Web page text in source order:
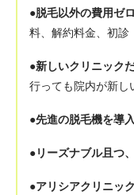
●脱毛以外の費用ゼロ
料、解約料金、初診
●新しいクリニック
行っても院内が新し
●先進の脱毛機を導入
●リーズナブル且つ
●アリシアクリニッ